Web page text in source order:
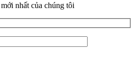
nhất của chúng tôi